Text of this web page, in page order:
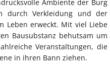
Ambiente der Burg
durch Verkleidung und der
Leben erweckt. Mit viel Liebe
Bausubstanz behutsam um
Veranstaltungen, die
in ihren Bann ziehen.